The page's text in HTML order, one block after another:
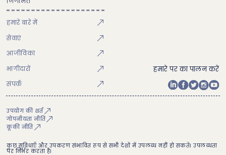
हमारे बारे में
सेवाएं
आजीविका
भागीदारों
संपर्क
हमारे पर का पालन करें
उपयोग की शर्त
गोपनीयता नीति
कूकी नीति
कुछ सुविधाएँ और उपकरण संभावित रूप से सभी देशों में उपलब्ध नहीं हो सकते। उपलब्धता
पर निर्भर करता है।